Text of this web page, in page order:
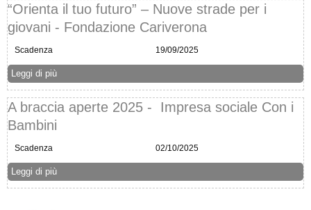
“Orienta il tuo futuro” – Nuove strade per i
giovani - Fondazione Cariverona
Scadenza 19/09/2025
Leggi di più
A braccia aperte 2025 - Impresa sociale Con i
Bambini
Scadenza 02/10/2025
Leggi di più